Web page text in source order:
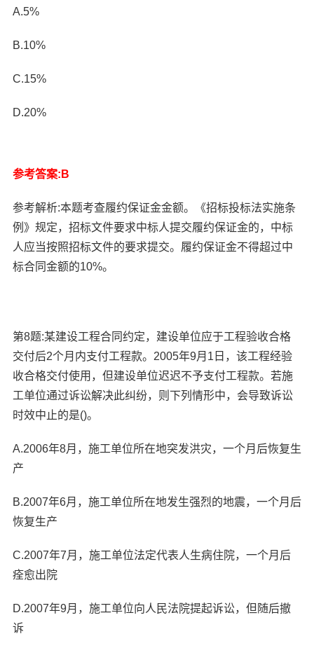
A.5%
B.10%
C.15%
D.20%
参考答案:B
参考解析:本题考查履约保证金金额。《招标投标法实施条
例》规定，招标文件要求中标人提交履约保证金的，中标
人应当按照招标文件的要求提交。履约保证金不得超过中
标合同金额的10%。
第8题:某建设工程合同约定，建设单位应于工程验收合格
交付后2个月内支付工程款。2005年9月1日，该工程经验
收合格交付使用，但建设单位迟迟不予支付工程款。若施
工单位通过诉讼解决此纠纷，则下列情形中，会导致诉讼
时效中止的是()。
A.2006年8月，施工单位所在地突发洪灾，一个月后恢复生
产
B.2007年6月，施工单位所在地发生强烈的地震，一个月后
恢复生产
C.2007年7月，施工单位法定代表人生病住院，一个月后
痊愈出院
D.2007年9月，施工单位向人民法院提起诉讼，但随后撤
诉